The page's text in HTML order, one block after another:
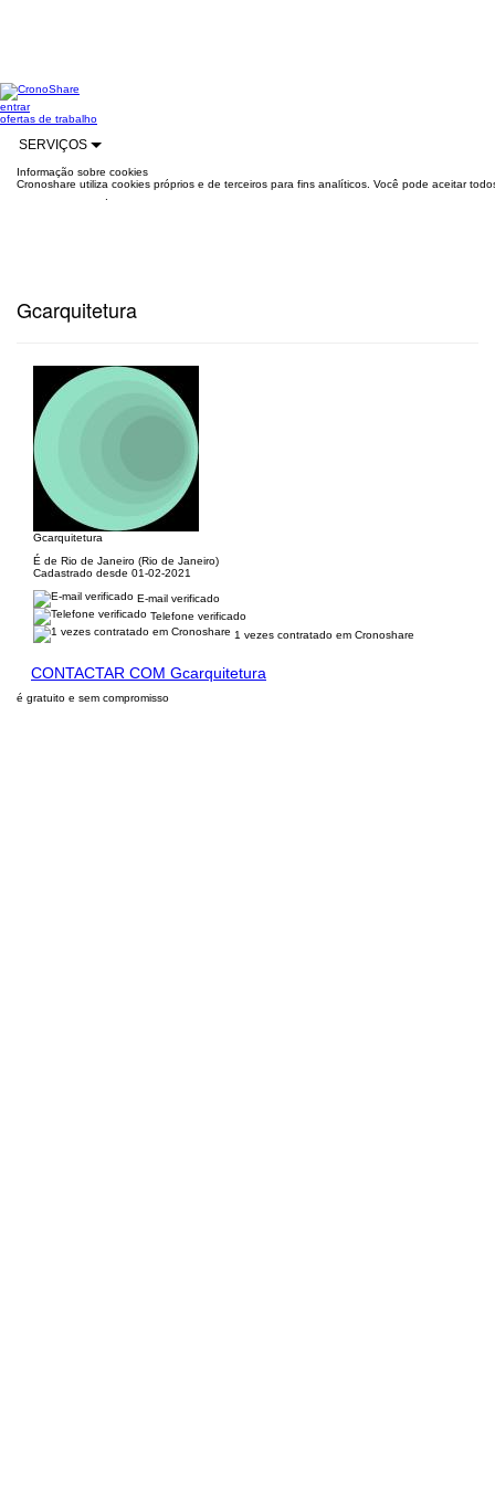
entrar
ofertas de trabalho
SERVIÇOS
Informação sobre cookies
Cronoshare utiliza cookies próprios e de terceiros para fins analíticos. Você pode aceitar
Gcarquitetura
Gcarquitetura
É de Rio de Janeiro (Rio de Janeiro)
Cadastrado desde 01-02-2021
E-mail verificado
Telefone verificado
1 vezes contratado em Cronoshare
CONTACTAR COM Gcarquitetura
é gratuito e sem compromisso